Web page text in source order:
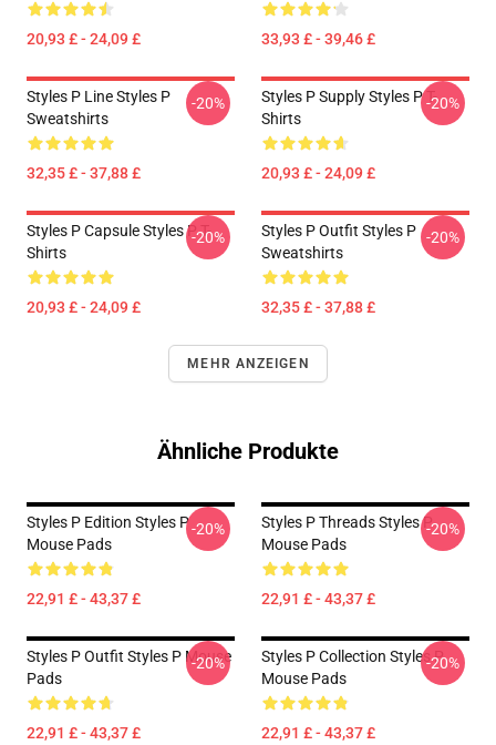
20,93 £ - 24,09 £ 33,93 £ - 39,46 £
Styles P Line Styles P
Sweatshirts
32,35 £ - 37,88 £
-20%
Styles P Supply Styles P T-
Shirts
20,93 £ - 24,09 £
-20%
Styles P Capsule Styles P T-
Shirts
20,93 £ - 24,09 £
-20%
Styles P Outfit Styles P
Sweatshirts
32,35 £ - 37,88 £
-20%
MEHR ANZEIGEN
Ähnliche Produkte
Styles P Edition Styles P
Mouse Pads
22,91 £ - 43,37 £
-20%
Styles P Threads Styles P
Mouse Pads
22,91 £ - 43,37 £
-20%
Styles P Outfit Styles P Mouse
Pads
22,91 £ - 43,37 £
-20%
Styles P Collection Styles P
Mouse Pads
22,91 £ - 43,37 £
-20%